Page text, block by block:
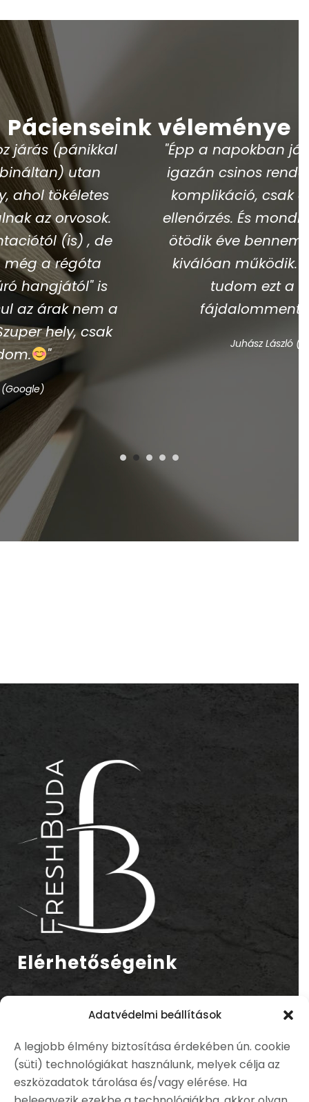
Adatvédelmi beállítások
A legjobb élmény biztosítása érdekében ún. cookie
(süti) technológiákat használunk, melyek célja az
eszközadatok tárolása és/vagy elérése. Ha
Pácienseink véleménye
"Épp a napokban jártam ebben az
igazán csinos rendelőben. Semmi
komplikáció, csak a féléves/éves
ellenőrzés. És mondhatom, hogy az
ötödik éve bennem lévő szerkezet
kiválóan működik. Csak ajánlani
tudom ezt a kiváló és
fájdalommentes helyet."
Elérhetőségeink
1037 Budapest, Bécsi út 268.
Telefonszám:
+36 70 327 4682
E-mail cím: